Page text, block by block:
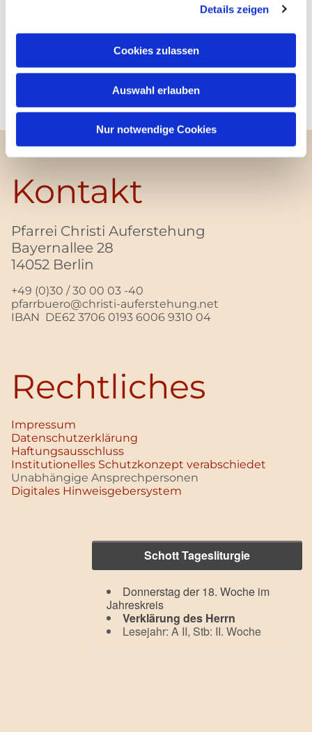
Details zeigen
Cookies zulassen
Auswahl erlauben
Nur notwendige Cookies
Kontakt
Pfarrei Christi Auferstehung
Bayernallee 28
14052 Berlin
+49 (0)30 / 30 00 03 -40
pfarrbuero@christi-auferstehung.net
IBAN DE62 3706 0193 6006 9310 04
Rechtliches
Impressum
Datenschutz­erklärung
Haftungsausschluss
Institutionelles Schutzkonzept verabschiedet
Unabhängige Ansprechpersonen
Digitales Hinweisgebersystem
Schott Tagesliturgie
Donnerstag der 18. Woche im
Jahreskreis
Verklärung des Herrn
Lesejahr: A II, Stb: II. Woche